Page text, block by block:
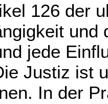
126 der
und
jede
Justiz ist
In der